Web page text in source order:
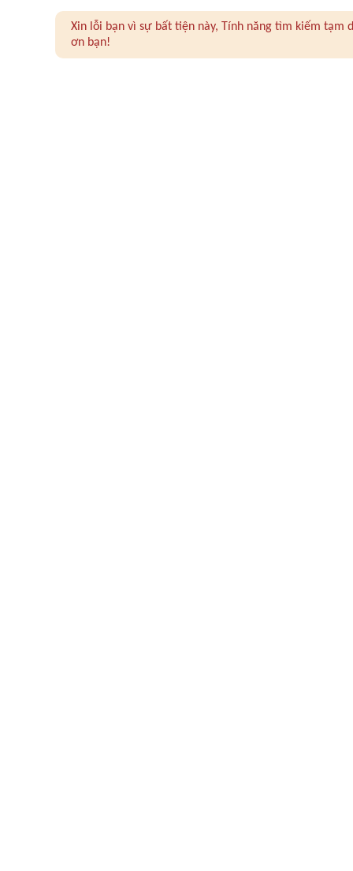
Xin lỗi bạn vì sự bất tiện này, Tính năng tìm kiếm
ơn bạn!